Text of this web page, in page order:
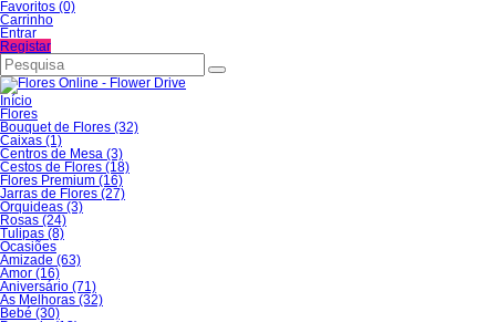
Favoritos (0)
Carrinho
Entrar
Registar
Início
Flores
Bouquet de Flores (32)
Caixas (1)
Centros de Mesa (3)
Cestos de Flores (18)
Flores Premium (16)
Jarras de Flores (27)
Orquideas (3)
Rosas (24)
Tulipas (8)
Ocasiões
Amizade (63)
Amor (16)
Aniversário (71)
As Melhoras (32)
Bebé (30)